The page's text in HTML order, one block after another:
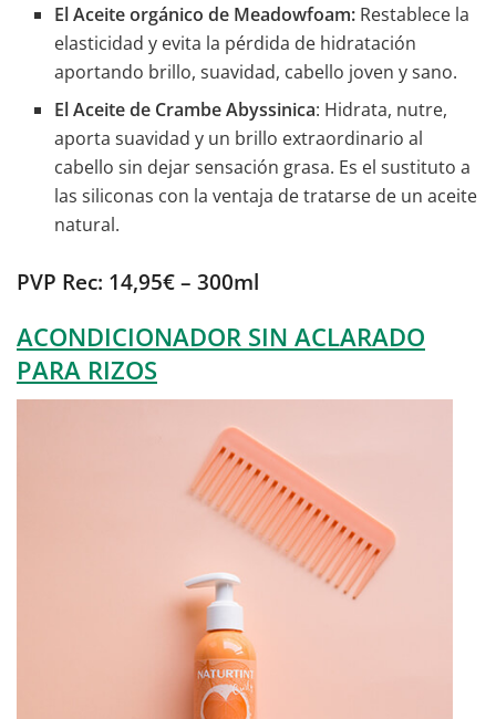
El Aceite orgánico de Meadowfoam: Restablece la
elasticidad y evita la pérdida de hidratación
aportando brillo, suavidad, cabello joven y sano.
El Aceite de Crambe Abyssinica: Hidrata, nutre,
aporta suavidad y un brillo extraordinario al
cabello sin dejar sensación grasa. Es el sustituto a
las siliconas con la ventaja de tratarse de un aceite
natural.
PVP Rec: 14,95€ – 300ml
ACONDICIONADOR SIN ACLARADO
PARA RIZOS